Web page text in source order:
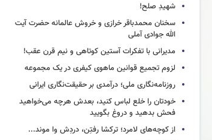
شهیدِ صلح!
سخنان محمدباقر خرازی و خروش عالمانه حضرت آیت
الله جوادی آملی
مدیرانی با تفکرات آستین کوتاهی و نیم قرن عقب!
لزوم تجمیع قوانین ماهوی کیفری در یک مجموعه
روزنامه‌نگاری ملی؛ درآمدی بر حقیقت‌نگاری ایرانی
خودتان را خلع لباس کنید، بعدش هرچه می‌خواهید
فحش بدهید و دروغ بگویید
از کوچه‌های لامرد؛ ترکشا رفتِن، دردِش وا موند...